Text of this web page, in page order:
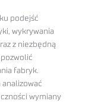
podejść
wykrywania
z niezbędną
fabryk.
analizować
wymiany